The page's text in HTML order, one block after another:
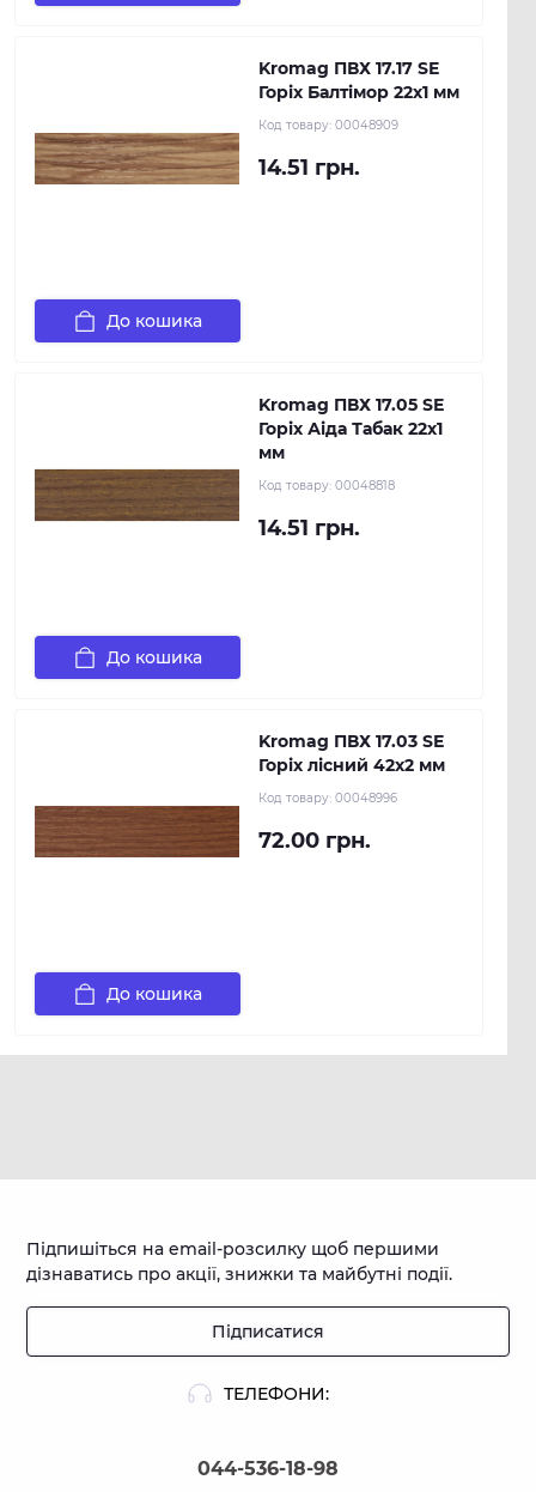
Kromag ПВХ 17.17 SЕ
Горіх Балтімор 22х1 мм
Код товару: 00048909
14.51 грн.
До кошика
Kromag ПВХ 17.05 SЕ
Горіх Аіда Табак 22х1
мм
Код товару: 00048818
14.51 грн.
До кошика
Kromag ПВХ 17.03 SЕ
Горіх лісний 42х2 мм
Код товару: 00048996
72.00 грн.
До кошика
ТЕЛЕФОНИ:
044-536-18-98
Підпишіться на email-розсилку щоб першими
дізнаватись про акції, знижки та майбутні події.
Підписатися